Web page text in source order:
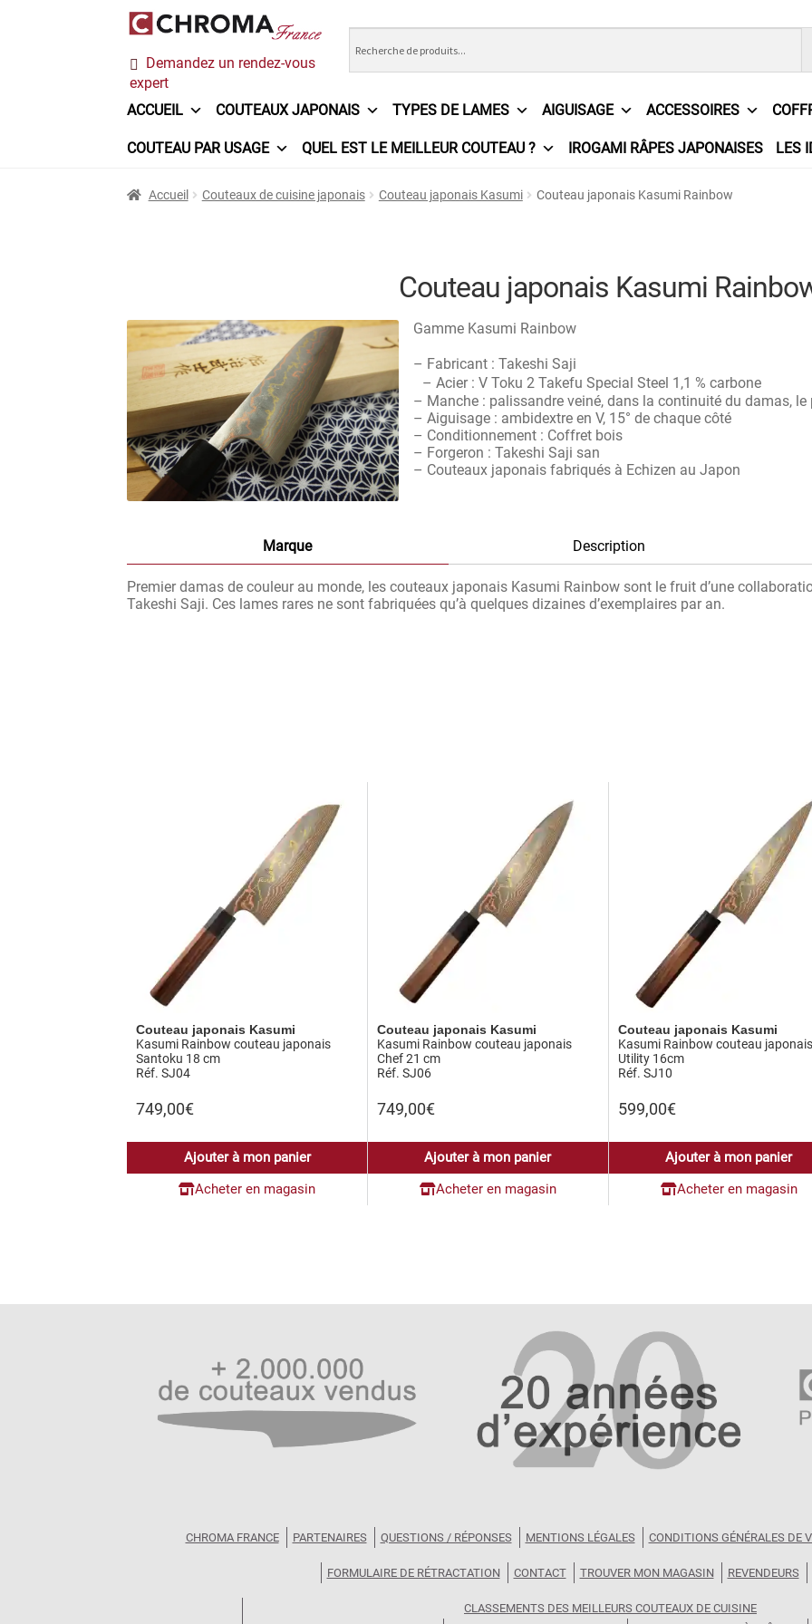
Aller
à
la
navigation
Aller
au
contenu
Demandez un rendez-vous
expert
ACCUEIL
COUTEAUX JAPONAIS TYPES DE LAMES AIGUISAGE ACCESSOIRES
COUTEAU PAR USAGE QUEL EST LE MEILLEUR COUTEAU ? IROGAMI RÂPES JAPONAISES LES
AccueilChroma France Commande Conditions Générales de Vente Contact Demande de devis Expédition
Questions-Réponses? Revendeurs Revue de presse Téléchargements Thank you for
Trouver mon couteau Trouver mon magasin
Accueil Couteaux de cuisine japonais Couteau japonais Kasumi Couteau japonais Kasumi Rainbow
Couteau japonais Kasumi
Gamme Kasumi Rainbow
– Fabricant : Takeshi Saji
– Acier : V Toku 2 Takefu Special Steel 1,1 % carbone
– Manche : palissandre veiné, dans la continuité du damas, le
– Aiguisage : ambidextre en V, 15° de chaque côté
– Conditionnement : Coffret bois
– Forgeron : Takeshi Saji san
– Couteaux japonais fabriqués à Echizen au Japon
Marque Description
Premier damas de couleur au monde, les couteaux japonais Kasumi Rainbow sont le fruit d’une
Takeshi Saji. Ces lames rares ne sont fabriquées qu’à quelques dizaines d’exemplaires par an.
Couteau japonais Kasumi
Kasumi Rainbow couteau japonais
Santoku 18 cm
Réf. SJ04
749,00€
Ajouter à mon panier
Acheter en magasin
Couteau japonais Kasumi
Kasumi Rainbow couteau japonais
Chef 21 cm
Réf. SJ06
749,00€
Ajouter à mon panier
Acheter en magasin
Couteau japonais Kasumi
Kasumi Rainbow couteau japonais
Utility 16cm
Réf. SJ10
599,00€
Ajouter à mon panier
Acheter en magasin
CHROMA FRANCE PARTENAIRES QUESTIONS / RÉPONSES MENTIONS LÉGALES CONDITIONS GÉNÉRALES DE
FORMULAIRE DE RÉTRACTATION CONTACT TROUVER MON MAGASIN REVENDEURS
CLASSEMENTS DES MEILLEURS COUTEAUX DE CUISINE